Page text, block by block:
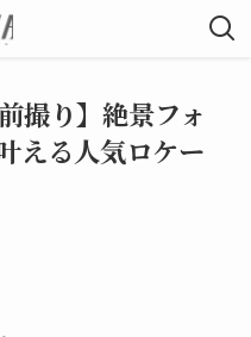
撮り】絶景フォ
える人気ロケー